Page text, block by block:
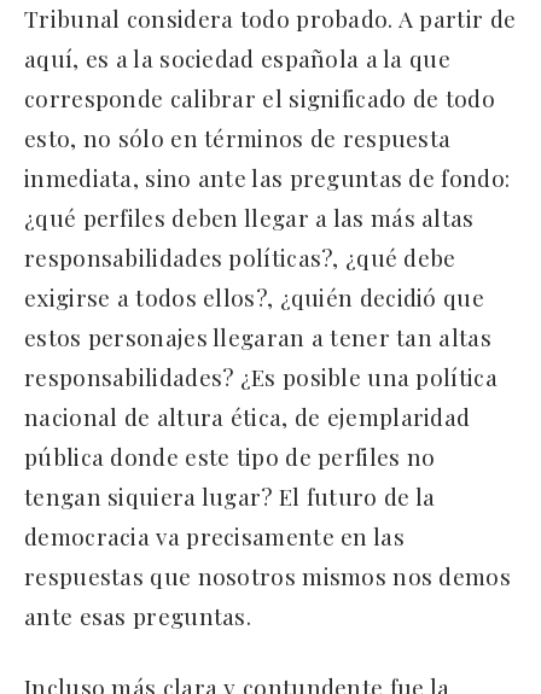
Tribunal considera todo probado. A partir de
aquí, es a la sociedad española a la que
corresponde calibrar el significado de todo
esto, no sólo en términos de respuesta
inmediata, sino ante las preguntas de fondo:
¿qué perfiles deben llegar a las más altas
responsabilidades políticas?, ¿qué debe
exigirse a todos ellos?, ¿quién decidió que
estos personajes llegaran a tener tan altas
responsabilidades? ¿Es posible una política
nacional de altura ética, de ejemplaridad
pública donde este tipo de perfiles no
tengan siquiera lugar? El futuro de la
democracia va precisamente en las
respuestas que nosotros mismos nos demos
ante esas preguntas.
Incluso más clara y contundente fue la